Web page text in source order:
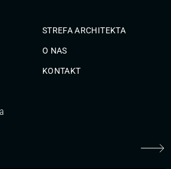
STREFA ARCHITEKTA
O NAS
KONTAKT